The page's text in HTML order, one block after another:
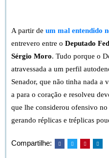
A partir de um mal entendido
entrevero entre o Deputado
Sérgio Moro. Tudo porque o
atravessada a um perfil
Senador, que não tinha nada a
a para o coração e resolveu
que lhe considerou ofensivo
gerando réplicas e tréplicas
Compartilhe: